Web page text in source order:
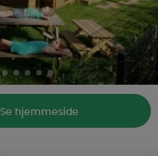
Se hjemmeside